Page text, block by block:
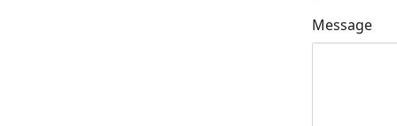
Message